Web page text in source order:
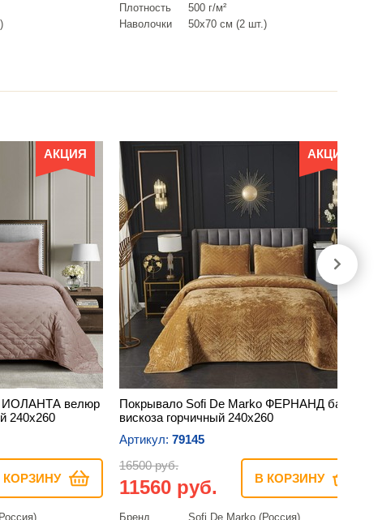
Плотность
500 г/м²
Наволочки
50х70 см (2 шт.)
АКЦИЯ
ИОЛАНТА велюр
240х260
КОРЗИНУ
АКЦИЯ
Покрывало Sofi De Marko ФЕРНАНД бархат
вискоза горчичный 240х260
Артикул: 79145
16500 руб.
11560 руб. В КОРЗИНУ
Бренд
Sofi De Marko (Россия)